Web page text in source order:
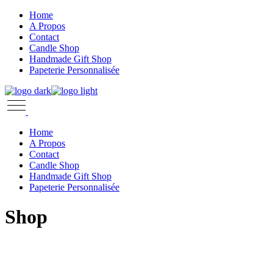
Skip
content
Home
A Propos
Contact
Candle Shop
Handmade Gift Shop
Papeterie Personnalisée
Home
A Propos
Contact
Candle Shop
Handmade Gift Shop
Papeterie Personnalisée
Shop